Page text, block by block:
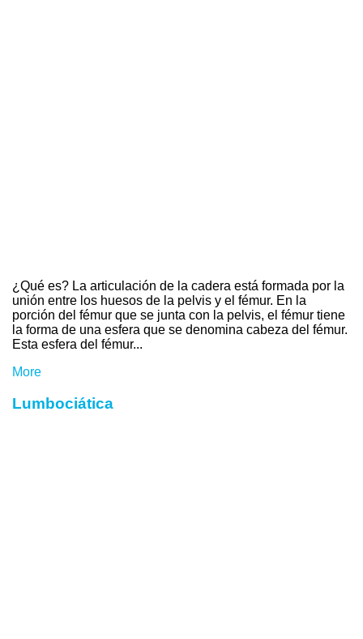
¿Qué es? La articulación de la cadera está formada por la
unión entre los huesos de la pelvis y el fémur. En la
porción del fémur que se junta con la pelvis, el fémur tiene
la forma de una esfera que se denomina cabeza del fémur.
Esta esfera del fémur...
More
Lumbociática